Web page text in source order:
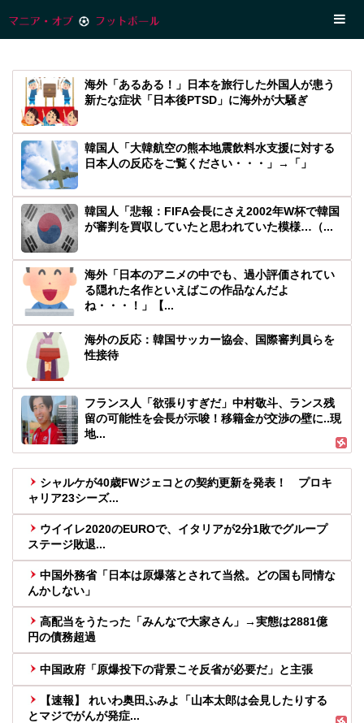
海外「あるある！」日本を旅行した外国人が患う
新たな症状「日本後PTSD」に海外が大騒ぎ
韓国人「大韓航空の熊本地震飲料水支援に対する
日本人の反応をご覧ください・・・」→「」
韓国人「悲報：FIFA会長にさえ2002年W杯で韓国
が審判を買収していたと思われていた模様…（...
海外「日本のアニメの中でも、過小評価されてい
る隠れた名作といえばこの作品なんだよ
ね・・・！」【...
海外の反応：韓国サッカー協会、国際審判員らを
性接待
フランス人「欲張りすぎだ」中村敬斗、ランス残
留の可能性を会長が示唆！移籍金が交渉の壁に..現
地...
シャルケが40歳FWジェコとの契約更新を発表！ プロキ
ャリア23シーズ...
ウイイレ2020のEUROで、イタリアが2分1敗でグループ
ステージ敗退...
中国外務省「日本は原爆落とされて当然。どの国も同情な
んかしない」
高配当をうたった「みんなで大家さん」→実態は2881億
円の債務超過
中国政府「原爆投下の背景こそ反省が必要だ」と主張
【速報】 れいわ奥田ふみよ「山本太郎は会見したりする
とマジでがんが発症...